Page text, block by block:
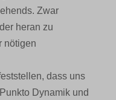
Zwar
heran zu
nötigen
dass uns
Dynamik und